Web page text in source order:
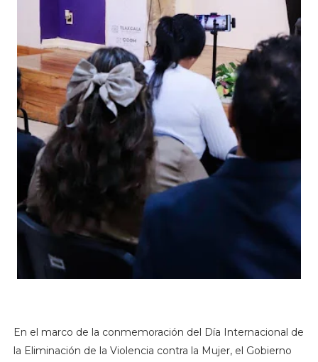
En el marco de la conmemoración del Día Internacional de
la Eliminación de la Violencia contra la Mujer, el Gobierno